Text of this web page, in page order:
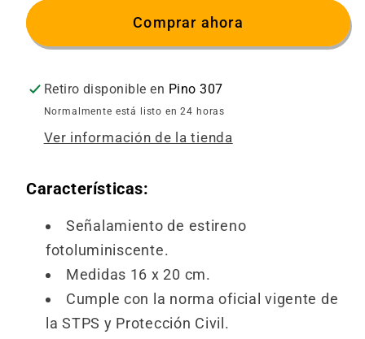
Comprar ahora
Retiro disponible en Pino 307
Normalmente está listo en 24 horas
Ver información de la tienda
Características:
Señalamiento de estireno
fotoluminiscente.
Medidas 16 x 20 cm.
Cumple con la norma oficial vigente de
la STPS y Protección Civil.